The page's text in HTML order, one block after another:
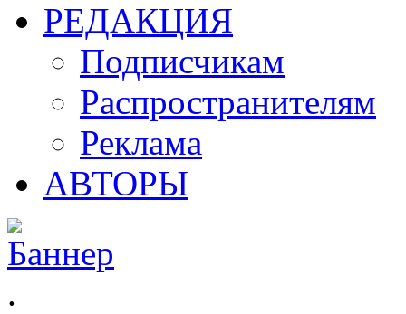
РЕДАКЦИЯ
Подписчикам
Распространителям
Реклама
АВТОРЫ
.